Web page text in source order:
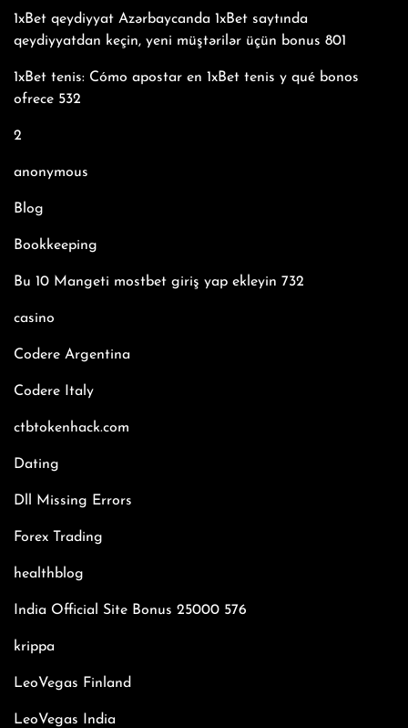
1xBet qeydiyyat Azərbaycanda 1xBet saytında
qeydiyyatdan keçin, yeni müştərilər üçün bonus 801
1xBet tenis: Cómo apostar en 1xBet tenis y qué bonos
ofrece 532
2
anonymous
Blog
Bookkeeping
Bu 10 Mangeti mostbet giriş yap ekleyin 732
casino
Codere Argentina
Codere Italy
ctbtokenhack.com
Dating
Dll Missing Errors
Forex Trading
healthblog
India Official Site Bonus 25000 576
krippa
LeoVegas Finland
LeoVegas India